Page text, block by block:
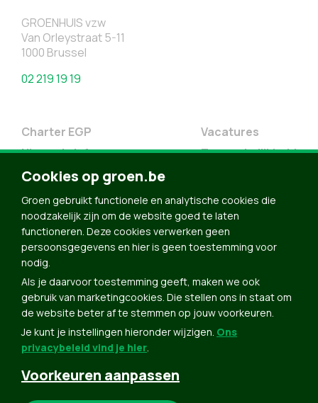
GROENHUIS vzw
Van Orleystraat 5-11
1000 Brussel
02 219 19 19
Charter EGP
Nieuwsbrief
Doe Mee
Contact
Groen in je buurt
Meldpunt
Vacatures
Toegankelijkheid
Word lid
Agenda
Bekijk kalender
Verleng je lidmaatschap
Programma oktober 2024
Programma juni 2024
Downloads
Cookies op groen.be
Groen gebruikt functionele en analytische cookies die
noodzakelijk zijn om de website goed te laten
functioneren. Deze cookies verwerken geen
persoonsgegevens en hier is geen toestemming voor
nodig.
Als je daarvoor toestemming geeft, maken we ook
gebruik van marketingcookies. Die stellen ons in staat om
de website beter af te stemmen op jouw voorkeuren.
Je kunt je instellingen hieronder wijzigen. Ons
privacybeleid vind je hier.
Voorkeuren aanpassen